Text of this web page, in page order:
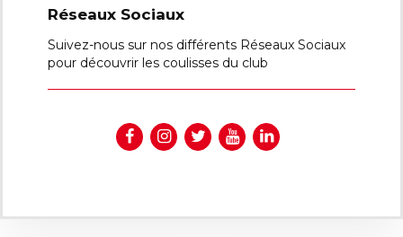
Réseaux Sociaux
Suivez-nous sur nos différents Réseaux Sociaux
pour découvrir les coulisses du club